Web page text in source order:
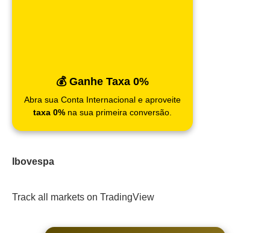
💰 Ganhe Taxa 0%
Abra sua Conta Internacional e aproveite
taxa 0% na sua primeira conversão.
Ibovespa
Track all markets on TradingView